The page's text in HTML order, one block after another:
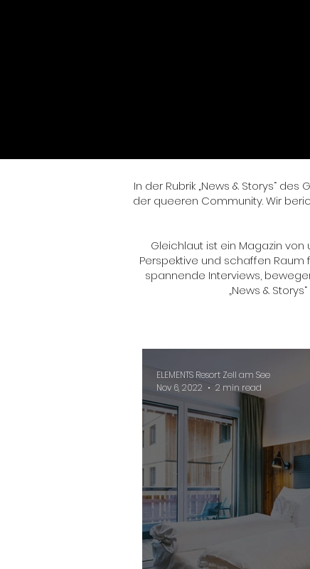
In der Rubrik „News & Storys“
der queeren Community. Wir
Gleichlaut ist ein Magazin
Perspektive und schaffen Raum
spannende Interviews,
„News &
ELEMENTS Resort Zell am See
Nov 6, 2022
2 min read